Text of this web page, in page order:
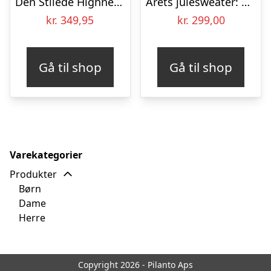
kr. 349,95
Gå til shop
kr. 299,00
Gå til shop
Varekategorier
Produkter
Børn
Dame
Herre
Copyright 2026 - Pilanto Aps